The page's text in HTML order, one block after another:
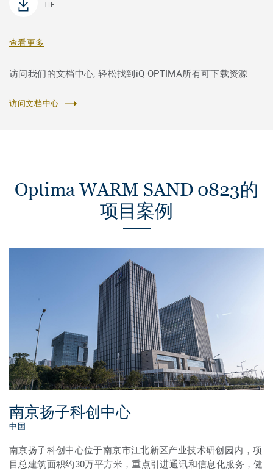
TIF
查看更多
访问我们的文档中心, 轻松找到iQ OPTIMA所有可下载资源
访问文档中心
Optima WARM SAND 0823的
项目案例
南京扬子科创中心
中国
南京扬子科创中心位于南京市江北新区产业技术研创园内，项
目总建筑面积约30万平方米，重点引进通讯和信息化服务，健